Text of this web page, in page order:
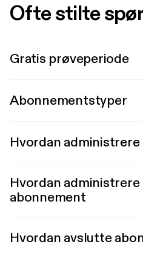
Ofte stilte
Gratis prøveperiode
Abonnementstyper
Hvordan
Hvordan
abonnement
Hvordan avslutte